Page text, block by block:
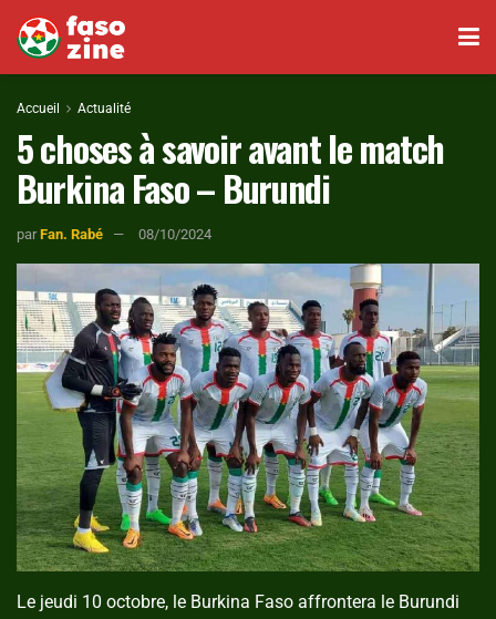
Accueil Actualité
5 choses à savoir avant le match
Burkina Faso – Burundi
par Fan. Rabé 08/10/2024
Le jeudi 10 octobre, le Burkina Faso affrontera le Burundi